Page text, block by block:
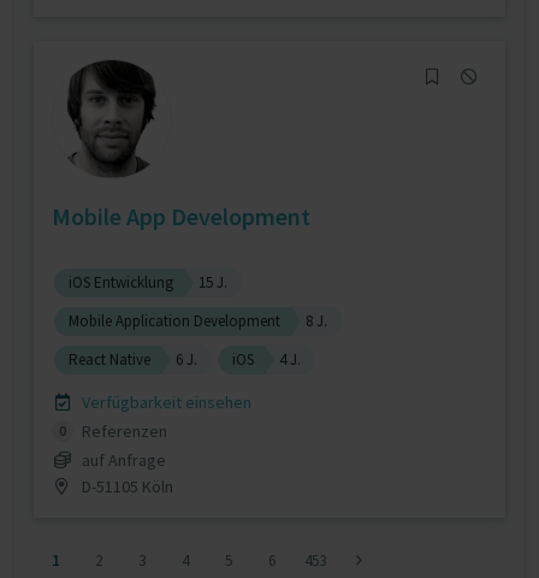
Mobile App Development
iOS Entwicklung
15 J.
Mobile Application Development
8 J.
React Native
6 J. iOS 4 J.
Verfügbarkeit einsehen
0
Referenzen
auf Anfrage
D-51105 Köln
1 2 3 4 5 6 453